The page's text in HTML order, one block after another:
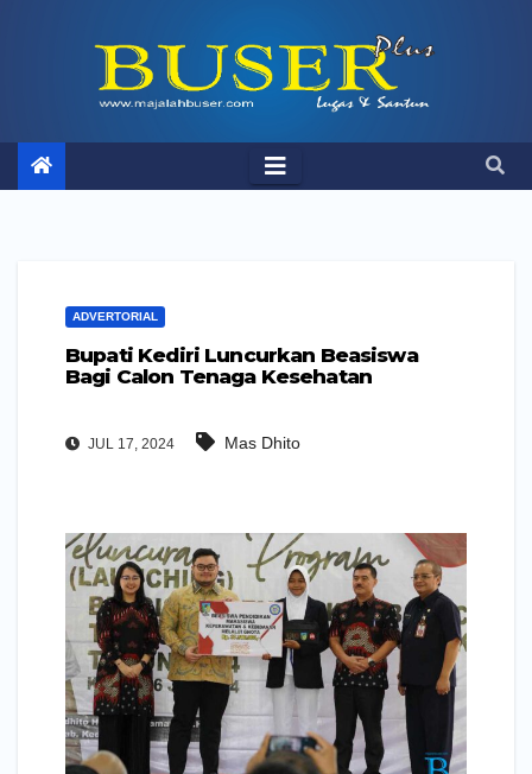
ADVERTORIAL
Bupati Kediri Luncurkan Beasiswa
Bagi Calon Tenaga Kesehatan
JUL 17, 2024 Mas Dhito